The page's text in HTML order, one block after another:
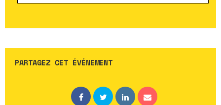
PARTAGEZ CET ÉVÉNEMENT